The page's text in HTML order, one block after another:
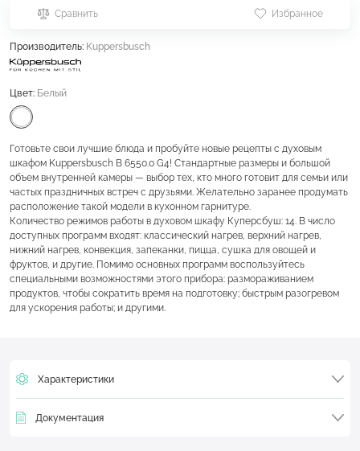
Сравнить Избранное
Производитель: Kuppersbusch
Цвет: Белый
Готовьте свои лучшие блюда и пробуйте новые рецепты с духовым
шкафом Kuppersbusch B 6550.0 G4! Стандартные размеры и большой
объем внутренней камеры — выбор тех, кто много готовит для семьи или
частых праздничных встреч с друзьями. Желательно заранее продумать
расположение такой модели в кухонном гарнитуре.
Количество режимов работы в духовом шкафу Куперсбуш: 14. В число
доступных программ входят: классический нагрев, верхний нагрев,
нижний нагрев, конвекция, запеканки, пицца, сушка для овощей и
фруктов, и другие. Помимо основных программ воспользуйтесь
специальными возможностями этого прибора: размораживанием
продуктов, чтобы сократить время на подготовку; быстрым разогревом
для ускорения работы; и другими.
Характеристики
Документация